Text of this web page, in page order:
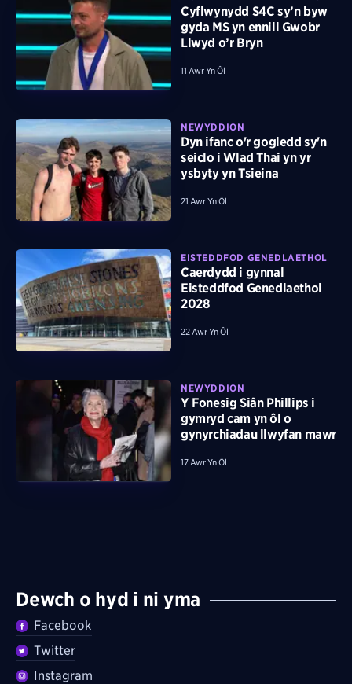
Cyflwynydd S4C sy’n byw
gyda MS yn ennill Gwobr
Llwyd o’r Bryn
11 Awr Yn Ôl
NEWYDDION
Dyn ifanc o'r gogledd sy'n
seiclo i Wlad Thai yn yr
ysbyty yn Tsieina
21 Awr Yn Ôl
EISTEDDFOD GENEDLAETHOL
Caerdydd i gynnal
Eisteddfod Genedlaethol
2028
22 Awr Yn Ôl
NEWYDDION
Y Fonesig Siân Phillips i
gymryd cam yn ôl o
gynyrchiadau llwyfan mawr
17 Awr Yn Ôl
Dewch o hyd i ni yma
Facebook
Twitter
Instagram